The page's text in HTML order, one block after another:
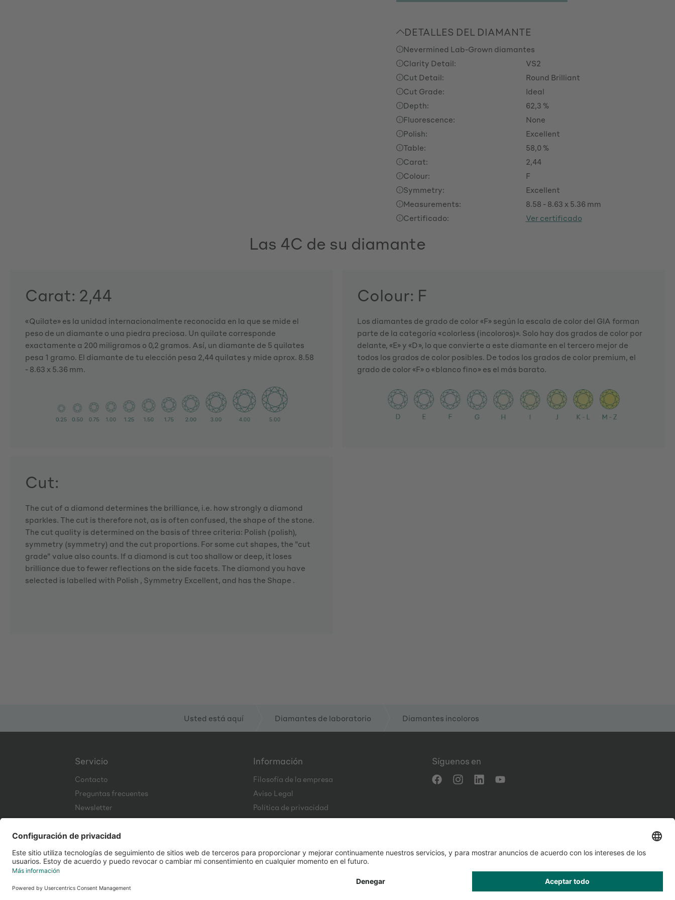
DETALLES DEL DIAMANTE
Nevermined Lab-Grown diamantes
Clarity Detail:
VS2
Cut Detail:
Round Brilliant
Cut Grade:
Ideal
Depth:
62,3 %
Fluorescence:
None
Polish:
Excellent
Table:
58,0 %
Carat:
2,44
Colour:
F
Symmetry:
Excellent
Measurements:
8.58 - 8.63 x 5.36 mm
Certificado:
Ver certificado
Las 4C de su diamante
Carat: 2,44
«Quilate» es la unidad internacionalmente reconocida en la que se mide el
peso de un diamante o una piedra preciosa. Un quilate corresponde
exactamente a 200 miligramos o 0,2 gramos. Así, un diamante de 5 quilates
pesa 1 gramo. El diamante de tu elección pesa 2,44 quilates y mide aprox. 8.58
- 8.63 x 5.36 mm.
Colour: F
Los diamantes de grado de color «F» según la escala de color del GIA forman
parte de la categoría «colorless (incoloros)». Solo hay dos grados de color por
delante, «E» y «D», lo que convierte a este diamante en el tercero mejor de
todos los grados de color posibles. De todos los grados de color premium, el
grado de color «F» o «blanco fino» es el más barato.
Cut:
The cut of a diamond determines the brilliance, i.e. how strongly a diamond
sparkles. The cut is therefore not, as is often confused, the shape of the stone.
The cut quality is determined on the basis of three criteria: Polish (polish),
symmetry (symmetry) and the cut proportions. For some cut shapes, the "cut
grade" value also counts. If a diamond is cut too shallow or deep, it loses
brilliance due to fewer reflections on the side facets. The diamond you have
selected is labelled with Polish , Symmetry Excellent, and has the Shape .
Usted está aquí Diamantes de laboratorio Diamantes incoloros
Servicio
Contacto
Preguntas frecuentes
Newsletter
Corporate Website
Información
Filosofía de la empresa
Aviso Legal
Política de privacidad
CGC
Síguenos en
* Por defecto, todos los precios se muestran sin IVA.